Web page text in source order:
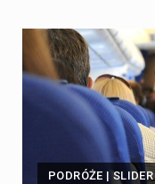
PODRÓŻE | SLIDER